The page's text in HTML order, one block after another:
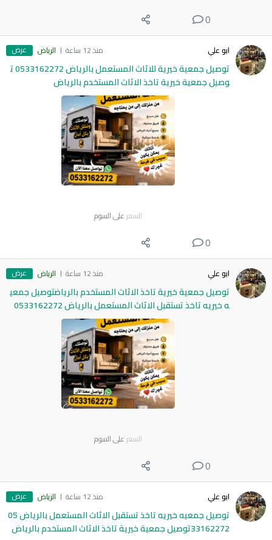
0
ابو علي منذ 12 ساعة الرياض عرض
توصيل جمعية خيرية للاثاث المستعمل بالرياض 0533162272 ت
وصيل جمعية خيرية تاخذ الاثاث المستخدم بالرياض
السعر على السوم
0
ابو علي منذ 12 ساعة الرياض عرض
توصيل جمعية خيرية تاخذ الاثاث المستخدم بالرياضتوصيل جمعي
ه خيريه تاخذ تستقبل الاثاث المستعمل بالرياض 0533162272
السعر على السوم
0
ابو علي منذ 12 ساعة الرياض عرض
توصيل جمعيه خيريه تاخذ تستقبل الاثاث المستعمل بالرياض 05
33162272توصيل جمعية خيرية تاخذ الاثاث المستخدم بالرياض